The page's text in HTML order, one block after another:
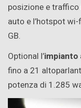
posizione e traffico
auto e l’hotspot
GB.
Optional l’impianto
fino a 21
potenza di 1.285